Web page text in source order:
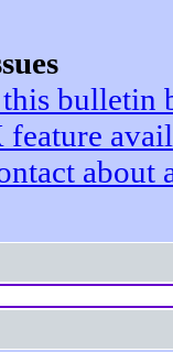
bulletin
about